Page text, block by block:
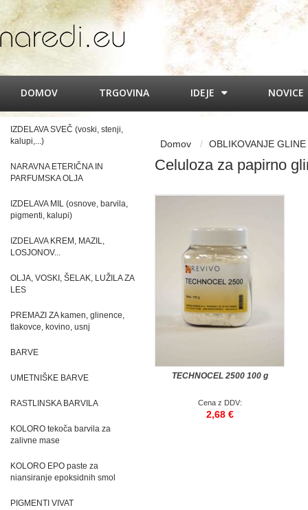
DOMOV TRGOVINA IDEJE NOVICE
IZDELAVA SVEČ (voski, stenji,
kalupi,...)
NARAVNA ETERIČNA IN
PARFUMSKA OLJA
IZDELAVA MIL (osnove, barvila,
pigmenti, kalupi)
IZDELAVA KREM, MAZIL,
LOSJONOV...
OLJA, VOSKI, ŠELAK, LUŽILA ZA
LES
PREMAZI ZA kamen, glinence,
tlakovce, kovino, usnj
BARVE
UMETNIŠKE BARVE
RASTLINSKA BARVILA
KOLORO tekoča barvila za
zalivne mase
KOLORO EPO paste za
niansiranje epoksidnih smol
PIGMENTI VIVAT
Domov OBLIKOVANJE
Celuloza za papirno
TECHNOCEL 2500 100 g
Cena z DDV:
2,68 €